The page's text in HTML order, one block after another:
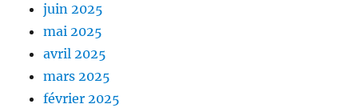
juin 2025
mai 2025
avril 2025
mars 2025
février 2025